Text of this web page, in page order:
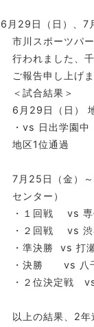
6月29日（日）、7
市川スポーツパ
行われました、
ご報告申し上げま
＜試合結果＞
6月29日（日）
・vs 日出学
地区1位通過
7月25日（金）
センター）
・１回戦 vs 専
・２回戦 vs 渋
・準決勝 vs 打
・決勝 vs 八
・２位決定戦
以上の結果、2